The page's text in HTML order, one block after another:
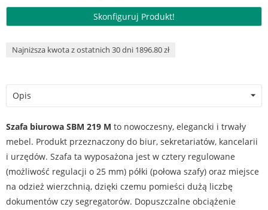
Skonfiguruj Produkt!
Najniższa kwota z ostatnich 30 dni 1896.80 zł
Opis
Szafa biurowa SBM 219 M to nowoczesny, elegancki i trwały
mebel. Produkt przeznaczony do biur, sekretariatów, kancelarii
i urzędów. Szafa ta wyposażona jest w cztery regulowane
(możliwość regulacji o 25 mm) półki (połowa szafy) oraz miejsce
na odzież wierzchnią, dzięki czemu pomieści dużą liczbę
dokumentów czy segregatorów. Dopuszczalne obciążenie